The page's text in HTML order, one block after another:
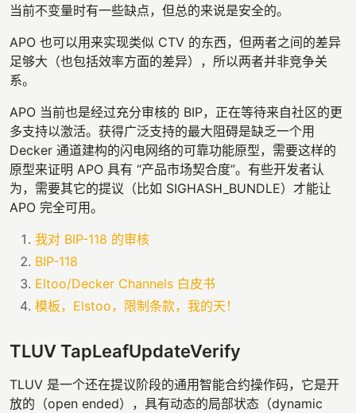
当前不变量时有一些缺点，但总的来说是安全的。
APO 也可以用来实现类似 CTV 的东西，但两者之间的差异
足够大（也包括效率方面的差异），所以两者并非竞争关
系。
APO 当前也是经过充分审核的 BIP，正在等待来自社区的更
多支持以激活。获得广泛支持的最大阻碍是缺乏一个用
Decker 通道建构的闪电网络的可靠功能原型，需要这样的
原型来证明 APO 具有 “产品市场契合度”。有些开发者认
为，需要其它的提议（比如 SIGHASH_BUNDLE）才能让
APO 完全可用。
我对 BIP-118 的审核
BIP-118
Eltoo/Decker Channels 白皮书
模板，Elstoo，限制条款，我的天！
TLUV TapLeafUpdateVerify
TLUV 是一个还在提议阶段的通用智能合约操作码，它是开
放的（open ended），具有动态的局部状态（dynamic